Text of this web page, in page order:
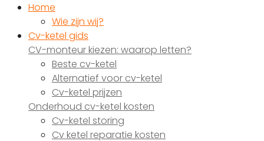
Home
Wie zijn wij?
Cv-ketel gids
CV-monteur kiezen: waarop letten?
Beste cv-ketel
Alternatief voor cv-ketel
Cv-ketel prijzen
Onderhoud cv-ketel kosten
Cv-ketel storing
Cv ketel reparatie kosten